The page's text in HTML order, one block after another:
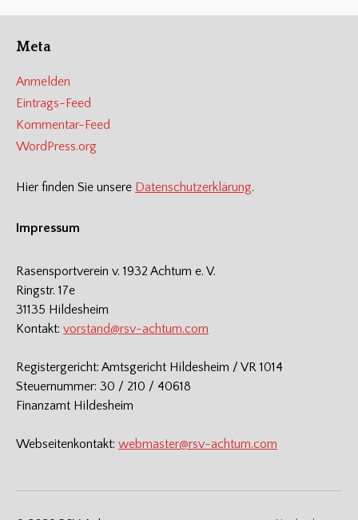
Meta
Anmelden
Eintrags-Feed
Kommentar-Feed
WordPress.org
Hier finden Sie unsere Datenschutzerklärung.
Impressum
Rasensportverein v. 1932 Achtum e. V.
Ringstr. 17e
31135 Hildesheim
Kontakt: vorstand@rsv-achtum.com
Registergericht: Amtsgericht Hildesheim / VR 1014
Steuernummer: 30 / 210 / 40618
Finanzamt Hildesheim
Webseitenkontakt: webmaster@rsv-achtum.com